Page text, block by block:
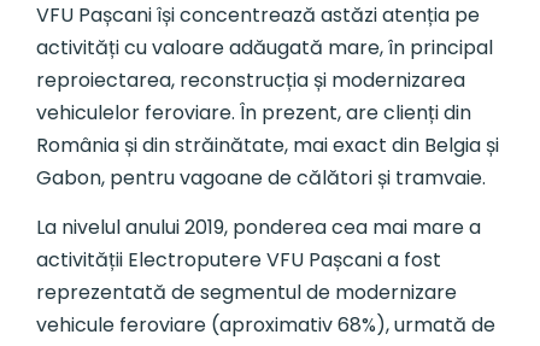
VFU Pașcani își concentrează astăzi atenția pe
activități cu valoare adăugată mare, în principal
reproiectarea, reconstrucția și modernizarea
vehiculelor feroviare. În prezent, are clienți din
România și din străinătate, mai exact din Belgia și
Gabon, pentru vagoane de călători și tramvaie.
La nivelul anului 2019, ponderea cea mai mare a
activității Electroputere VFU Pașcani a fost
reprezentată de segmentul de modernizare
vehicule feroviare (aproximativ 68%), urmată de